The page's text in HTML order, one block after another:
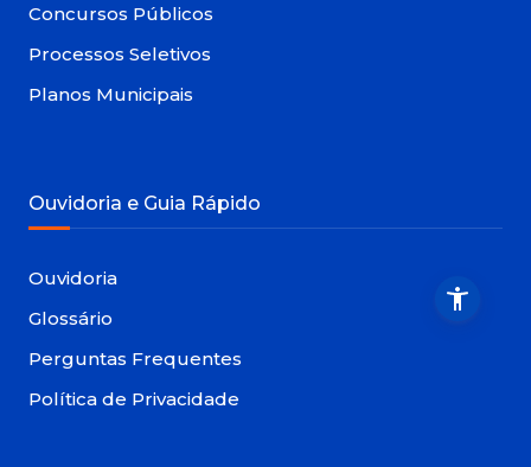
Concursos Públicos
Processos Seletivos
Planos Municipais
Ouvidoria e Guia Rápido
Ouvidoria
Glossário
Perguntas Frequentes
Política de Privacidade